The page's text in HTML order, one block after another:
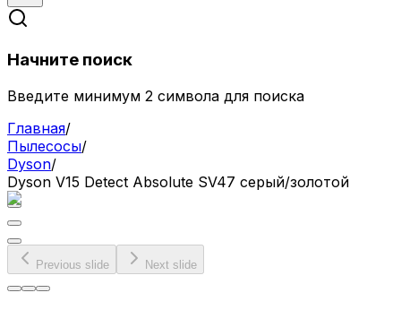
Начните поиск
Введите минимум 2 символа для поиска
Главная/
Пылесосы/
Dyson/
Dyson V15 Detect Absolute SV47 серый/золотой
Previous slide Next slide